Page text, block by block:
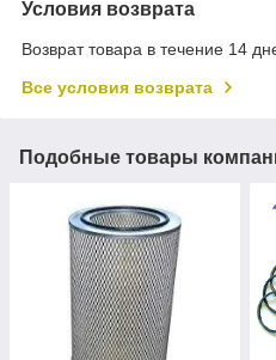
Условия возврата
Возврат товара в течение 14
Все условия возврата
Подобные товары